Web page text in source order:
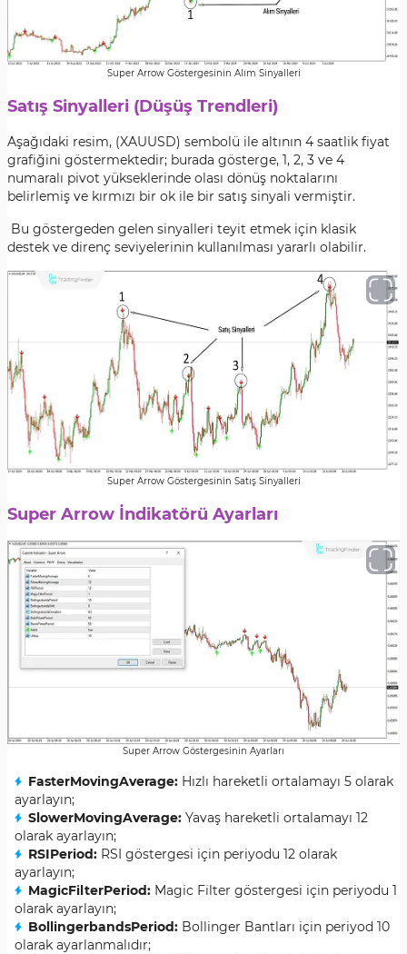
Super Arrow Göstergesinin Alım Sinyalleri
Satış Sinyalleri (Düşüş Trendleri)
Aşağıdaki resim, (XAUUSD) sembolü ile altının 4 saatlik fiyat
grafiğini göstermektedir; burada gösterge, 1, 2, 3 ve 4
numaralı pivot yükseklerinde olası dönüş noktalarını
belirlemiş ve kırmızı bir ok ile bir satış sinyali vermiştir.
Bu göstergeden gelen sinyalleri teyit etmek için klasik
destek ve direnç seviyelerinin kullanılması yararlı olabilir.
Super Arrow Göstergesinin Satış Sinyalleri
Super Arrow İndikatörü Ayarları
Super Arrow Göstergesinin Ayarları
FasterMovingAverage: Hızlı hareketli ortalamayı 5 olarak
ayarlayın;
SlowerMovingAverage: Yavaş hareketli ortalamayı 12
olarak ayarlayın;
RSIPeriod: RSI göstergesi için periyodu 12 olarak
ayarlayın;
MagicFilterPeriod: Magic Filter göstergesi için periyodu 1
olarak ayarlayın;
BollingerbandsPeriod: Bollinger Bantları için periyod 10
olarak ayarlanmalıdır;